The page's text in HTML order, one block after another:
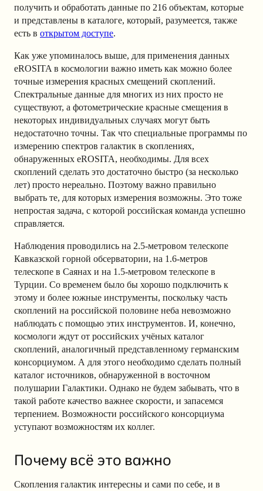
получить и обработать данные по 216 объектам, которые
и представлены в каталоге, который, разумеется, также
есть в открытом доступе.
Как уже упоминалось выше, для применения данных
eROSITA в космологии важно иметь как можно более
точные измерения красных смещений скоплений.
Спектральные данные для многих из них просто не
существуют, а фотометрические красные смещения в
некоторых индивидуальных случаях могут быть
недостаточно точны. Так что специальные программы по
измерению спектров галактик в скоплениях,
обнаруженных eROSITA, необходимы. Для всех
скоплений сделать это достаточно быстро (за несколько
лет) просто нереально. Поэтому важно правильно
выбрать те, для которых измерения возможны. Это тоже
непростая задача, с которой российская команда успешно
справляется.
Наблюдения проводились на 2.5-метровом телескопе
Кавказской горной обсерватории, на 1.6-метров
телескопе в Саянах и на 1.5-метровом телескопе в
Турции. Со временем было бы хорошо подключить к
этому и более южные инструменты, поскольку часть
скоплений на российской половине неба невозможно
наблюдать с помощью этих инструментов. И, конечно,
космологи ждут от российских учёных каталог
скоплений, аналогичный представленному германским
консорциумом. А для этого необходимо сделать полный
каталог источников, обнаруженной в восточном
полушарии Галактики. Однако не будем забывать, что в
такой работе качество важнее скорости, и запасемся
терпением. Возможности российского консорциума
уступают возможностям их коллег.
Почему всё это важно
Скопления галактик интересны и сами по себе, и в